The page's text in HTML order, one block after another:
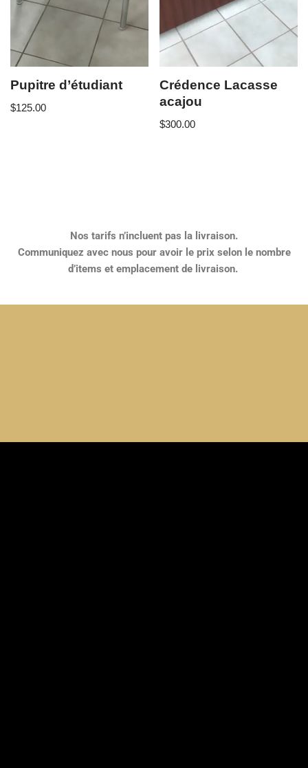
Pupitre d’étudiant
$125.00
Crédence Lacasse
acajou
$300.00
Nos tarifs n’incluent pas la livraison.
Communiquez avec nous pour avoir le prix selon le nombre
d’items et emplacement de livraison.